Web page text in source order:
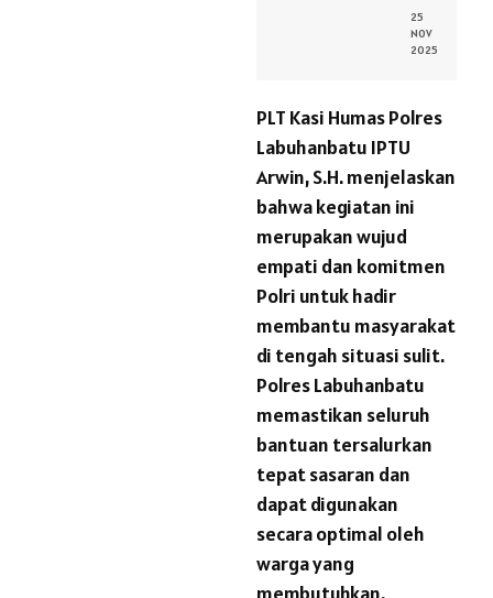
25
NOV
2025
PLT Kasi Humas Polres
Labuhanbatu IPTU
Arwin, S.H. menjelaskan
bahwa kegiatan ini
merupakan wujud
empati dan komitmen
Polri untuk hadir
membantu masyarakat
di tengah situasi sulit.
Polres Labuhanbatu
memastikan seluruh
bantuan tersalurkan
tepat sasaran dan
dapat digunakan
secara optimal oleh
warga yang
membutuhkan.